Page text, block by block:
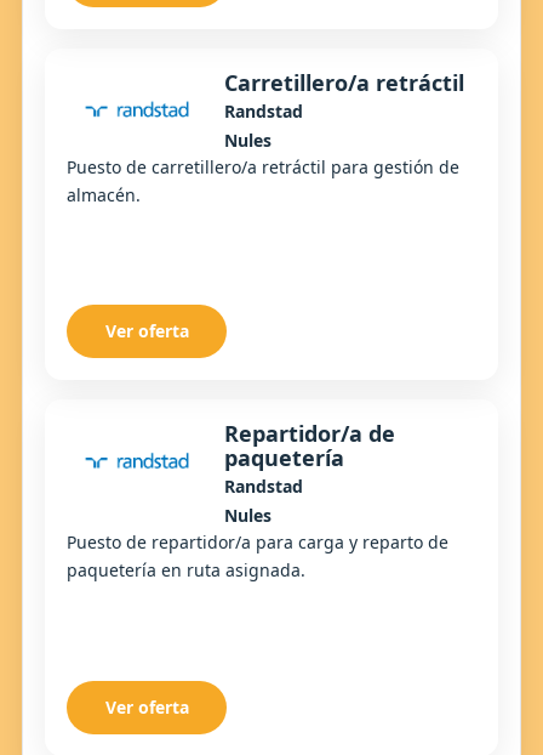
Carretillero/a retráctil
Randstad
Nules
Puesto de carretillero/a retráctil para gestión de
almacén.
Ver oferta
Repartidor/a de
paquetería
Randstad
Nules
Puesto de repartidor/a para carga y reparto de
paquetería en ruta asignada.
Ver oferta